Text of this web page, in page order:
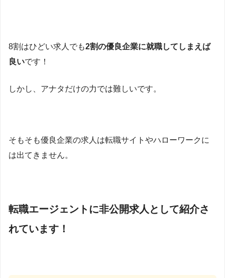
8割はひどい求人でも2割の優良企業に就職してしまえば
良いです！
しかし、アナタだけの力では難しいです。
そもそも優良企業の求人は転職サイトやハローワークに
は出てきません。
転職エージェントに非公開求人として紹介さ
れています！